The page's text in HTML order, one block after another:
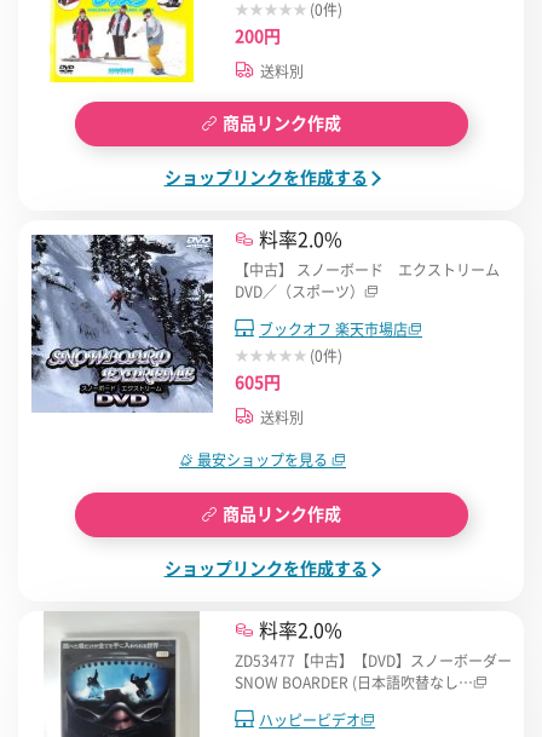
(0件)
200円
送料別
商品リンク作成
ショップリンクを作成する
料率2.0%
【中古】 スノーボード エクストリーム
DVD／（スポーツ）
ブックオフ 楽天市場店
(0件)
605円
送料別
最安ショップを見る
商品リンク作成
ショップリンクを作成する
料率2.0%
ZD53477【中古】【DVD】スノーボーダー
SNOW BOARDER (日本語吹替なし…
ハッピービデオ